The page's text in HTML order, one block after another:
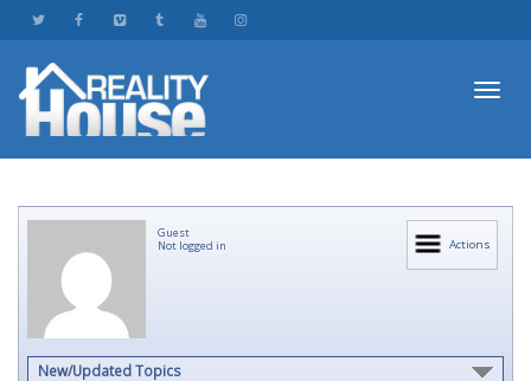
Actions
Guest
Not logged in
New/Updated Topics